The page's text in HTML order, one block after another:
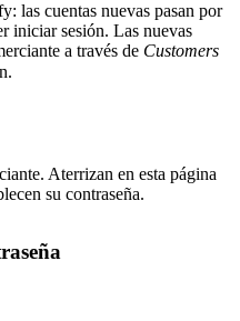
las cuentas nuevas pasan por
iniciar sesión. Las nuevas
a través de Customers
Aterrizan en esta página
su contraseña.